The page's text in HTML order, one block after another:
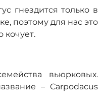
гнездится только в
поэтому для нас это
вьюрковых.
– Carpodacus